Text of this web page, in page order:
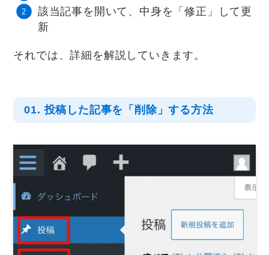
該当記事を開いて、中身を「修正」して更
新
それでは、詳細を解説していきます。
01. 投稿した記事を「削除」する方法